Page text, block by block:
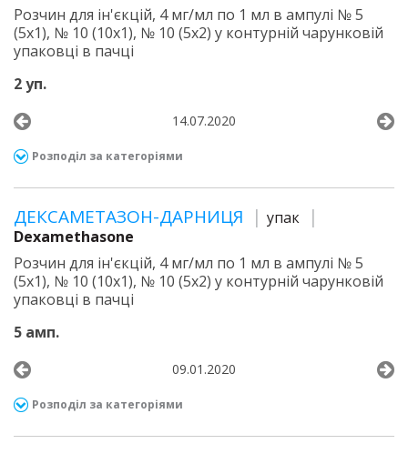
Розчин для ін'єкцій, 4 мг/мл по 1 мл в ампулі № 5
(5х1), № 10 (10х1), № 10 (5х2) у контурній чарунковій
упаковці в пачці
2 уп.
14.07.2020
Розподіл за категоріями
ДЕКСАМЕТАЗОН-ДАРНИЦЯ
упак
Dexamethasone
Розчин для ін'єкцій, 4 мг/мл по 1 мл в ампулі № 5
(5х1), № 10 (10х1), № 10 (5х2) у контурній чарунковій
упаковці в пачці
5 амп.
09.01.2020
Розподіл за категоріями